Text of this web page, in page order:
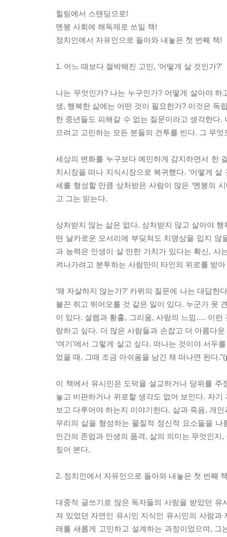
힐링에서 스탠딩으로!
멘붕 사회에 해독제로 쓰일 책!
정치인에서 자유인으로 돌아와 내놓은 첫 번째 책!
1. 어느 때보다 절박해진 고민, ‘어떻게 살 것인가?’
나는 무엇인가? 나는 누구인가? 어떻게 살아야
생, 행복한 삶에는 어떤 것이 필요한가? 이것은 독
한 중년들도 피해갈 수 없는 질문이라고 생각한다
으려고 고민하는 모든 분들의 건투를 빈다. 그 무
세상의 변화를 누구보다 예민하게 감지하면서 한
치시장을 떠나 지식시장으로 복귀했다. ‘어떻게
세를 형성할 만큼 상처받은 사람이 많은 ‘멘붕의
고 그는 믿는다.
상처받지 않는 삶은 없다. 상처받지 않고 살아야
떤 날카로운 모서리에 부딪쳐도 치명상을 입지
과 능력은 인생이 살 만한 가치가 있다는 확신, 사
켜나가려고 분투하는 사람만이 타인의 위로를 받
‘왜 자살하지 않는가?’ 카뮈의 질문에 나는 대답
불끈 쥐고 뛰어오를 것 같은 일이 있다. 누군가 못
이 있다. 설렘과 황홀, 그리움, 사랑의 느낌…. 이런
랑하고 싶다. 더 많은 사람들과 손잡고 더 아름다
‘여기’에서 그렇게 살고 싶다. 떠나는 것이야 서
었을 때, 그때 조금 아쉬움을 남긴 채 떠나면 된다
이 책에서 유시민은 도덕을 설교하거나 당위를
놓고 비판하거나 위로할 생각도 없어 보인다. 자
보고 다루어야 하는지 이야기한다. 삶과 죽음, 개
우리의 삶을 형성하는 물질적 정신적 요소들을
인간의 존엄과 인생의 품격, 삶의 의미는 무엇인
짚어 본다.
2. 정치인에서 자유인으로 돌아와 내놓은 첫 번째
대중적 글쓰기로 많은 독자들의 사랑을 받았던
져 있었던 자연인 유시민 지식인 유시민의 사람
래를 새롭게 고민하고 설계하는 과정이었으며,